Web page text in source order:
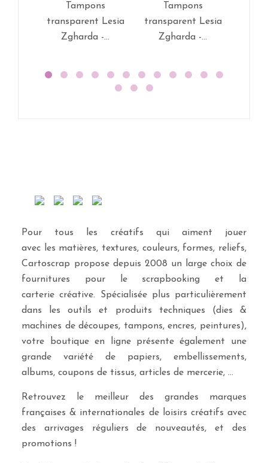
Tampons
transparent Lesia
Zgharda -...
Tampons
transparent Lesia
Zgharda -...
Pour tous les créatifs qui aiment jouer
avec les matières, textures, couleurs, formes, reliefs,
Cartoscrap propose depuis 2008 un large choix de
fournitures pour le scrapbooking et la
carterie créative. Spécialisée plus particulièrement
dans les outils et produits techniques (dies &
machines de découpes, tampons, encres, peintures),
votre boutique en ligne présente également une
grande variété de papiers, embellissements,
albums, coupons de tissus, articles de mercerie, …
Retrouvez le meilleur des grandes marques
françaises & internationales de loisirs créatifs avec
des arrivages réguliers de nouveautés, et des
promotions !